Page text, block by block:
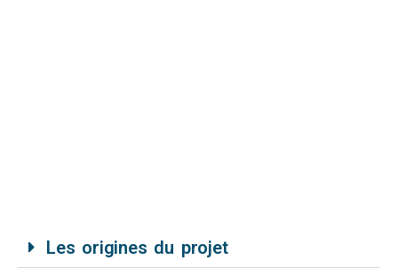
Les origines du projet